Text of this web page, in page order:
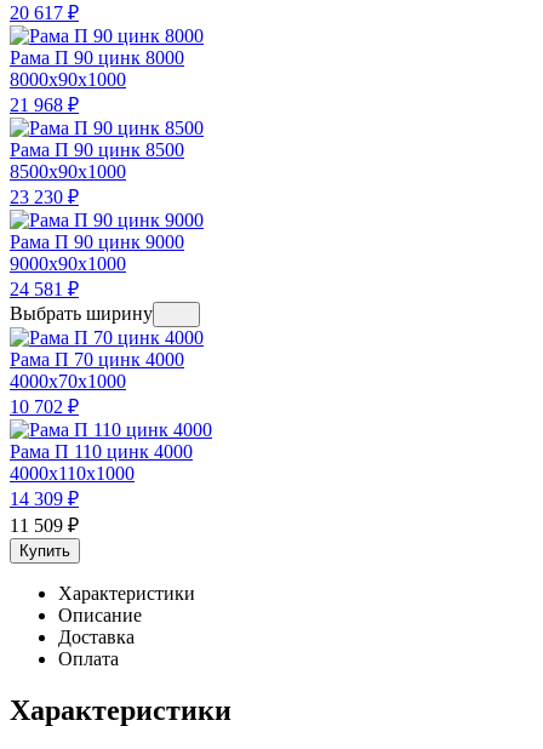
20 617 ₽
Рама П 90 цинк 8000
8000x90x1000
21 968 ₽
Рама П 90 цинк 8500
8500x90x1000
23 230 ₽
Рама П 90 цинк 9000
9000x90x1000
24 581 ₽
Выбрать ширину
Рама П 70 цинк 4000
4000x70x1000
10 702 ₽
Рама П 110 цинк 4000
4000x110x1000
14 309 ₽
11 509 ₽
Купить
Характеристики
Описание
Доставка
Оплата
Характеристики